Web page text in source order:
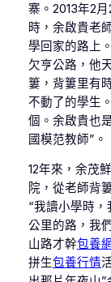
寨。2013年2
時，余啟貴老
學回家的路上
欠亨公路，他
簍，背簍里有
不動了的學生
個。余啟貴也
國模范教師”。
12年來，余茂
院，從老師背
“我讀小學時
公里的路，我
山路才幹包養網
拼生包養行情